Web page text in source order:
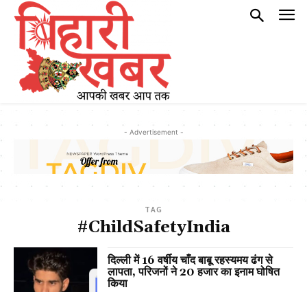
- Advertisement -
TAG
#ChildSafetyIndia
दिल्ली में 16 वर्षीय चाँद बाबू रहस्यमय ढंग से
लापता, परिजनों ने 20 हजार का इनाम घोषित
किया